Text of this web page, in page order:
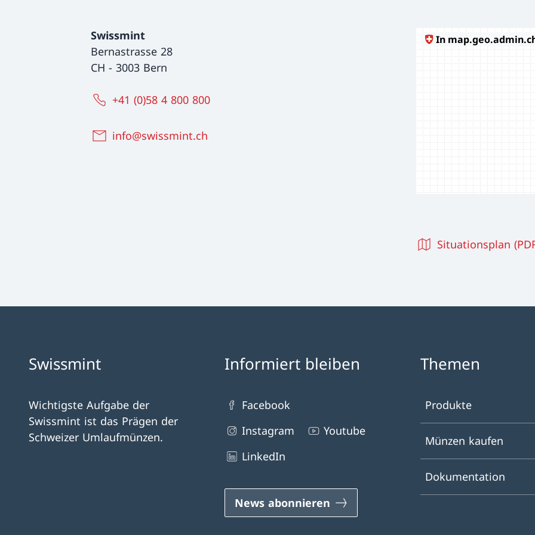
Swissmint
Bernastrasse 28
CH - 3003 Bern
+41 (0)58 4 800 800
info@swissmint.ch
Situationsplan
Swissmint
Wichtigste Aufgabe der
Swissmint ist das Prägen der
Schweizer Umlaufmünzen.
Informiert bleiben
Facebook
Instagram
Youtube
LinkedIn
News abonnieren
Themen
Produkte
Münzen kaufen
Dokumentation